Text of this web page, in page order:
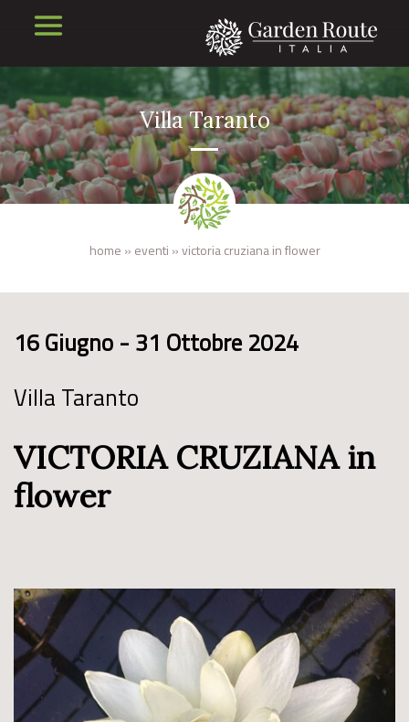
Villa Taranto
home » eventi »victoria cruziana in flower
16 Giugno - 31 Ottobre 2024
Villa Taranto
VICTORIA CRUZIANA in
flower